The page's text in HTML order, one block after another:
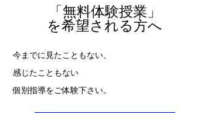
「無料体験授業」
を希望される方へ
今までに見たこともない、
感じたこともない
個別指導をご体験下さい。